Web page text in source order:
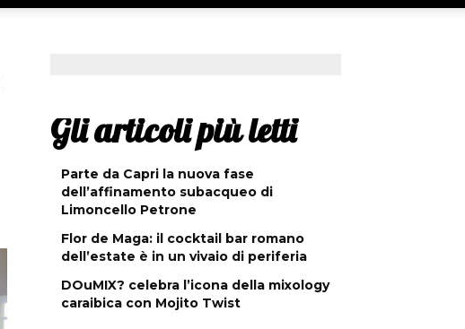
Gli articoli più letti
Parte da Capri la nuova fase
dell’affinamento subacqueo di
Limoncello Petrone
Flor de Maga: il cocktail bar romano
dell’estate è in un vivaio di periferia
DOuMIX? celebra l’icona della mixology
caraibica con Mojito Twist